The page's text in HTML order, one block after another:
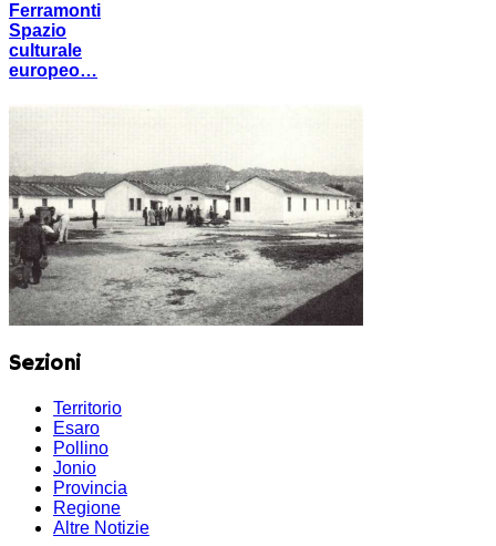
Ferramonti
Spazio
culturale
europeo…
Sezioni
Territorio
Esaro
Pollino
Jonio
Provincia
Regione
Altre Notizie